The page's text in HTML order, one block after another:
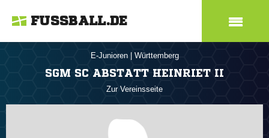
FUSSBALL.DE
E-Junioren Württemberg
SGM SC ABSTATT HEINRIET II
Zur Vereinsseite